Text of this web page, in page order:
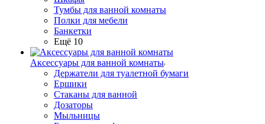
Тумбы для ванной комнаты
Полки для мебели
Банкетки
Ещё 10
Аксессуары для ванной комнаты
Держатели для туалетной бумаги
Ершики
Стаканы для ванной
Дозаторы
Мыльницы